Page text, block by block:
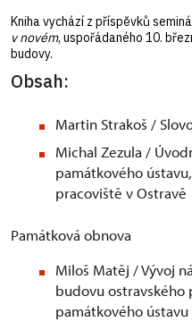
Kniha vychází z příspěvků
v novém, uspořádaného 10.
budovy.
Obsah:
Martin Strakoš /
Michal Zezula /
památkového
pracoviště v Ostravě
Památková obnova
Miloš Matěj / Vývoj
budovu ostravského
památkového ústavu